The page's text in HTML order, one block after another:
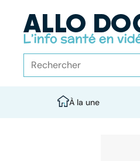
À la une